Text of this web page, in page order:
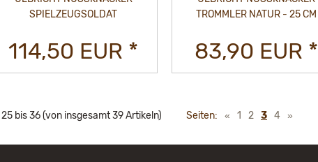
SPIELZEUGSOLDAT
114,50 EUR *
TROMMLER NATUR - 25 CM
83,90 EUR *
25 bis36(von insgesamt39Artikeln) Seiten: « 1 2 3 4 »